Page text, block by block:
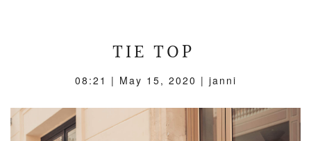
TIE TOP
08:21 | May 15, 2020 | janni